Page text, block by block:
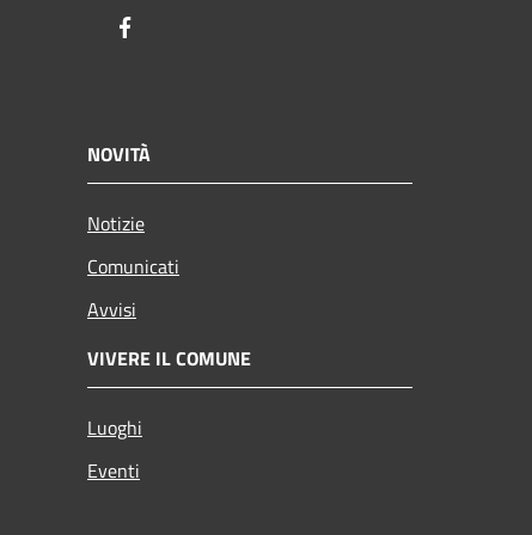
NOVITÀ
Notizie
Comunicati
Avvisi
VIVERE IL COMUNE
Luoghi
Eventi